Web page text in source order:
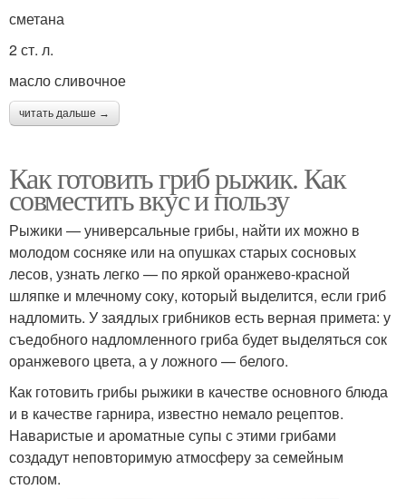
сметана
2 ст. л.
масло сливочное
читать дальше →
Как готовить гриб рыжик. Как
совместить вкус и пользу
Рыжики — универсальные грибы, найти их можно в
молодом сосняке или на опушках старых сосновых
лесов, узнать легко — по яркой оранжево-красной
шляпке и млечному соку, который выделится, если гриб
надломить. У заядлых грибников есть верная примета: у
съедобного надломленного гриба будет выделяться сок
оранжевого цвета, а у ложного — белого.
Как готовить грибы рыжики в качестве основного блюда
и в качестве гарнира, известно немало рецептов.
Наваристые и ароматные супы с этими грибами
создадут неповторимую атмосферу за семейным
столом.